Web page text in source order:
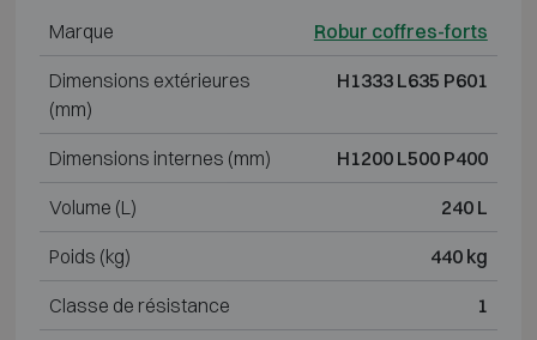
Marque Robur coffres-forts
Dimensions extérieures
(mm)
H1333 L635 P601
Dimensions internes (mm) H1200 L500 P400
Volume (L) 240 L
Poids (kg) 440 kg
Classe de résistance 1